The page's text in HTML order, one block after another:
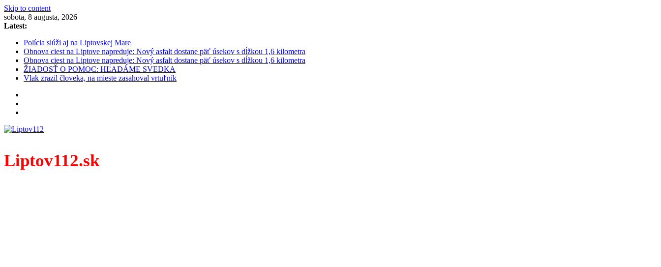
Skip to content
sobota, 8 augusta, 2026
Latest:
Polícia slúži aj na Liptovskej Mare
Obnova ciest na Liptove napreduje: Nový asfalt dostane päť úsekov s dĺžkou 1,6 kilometra
Obnova ciest na Liptove napreduje: Nový asfalt dostane päť úsekov s dĺžkou 1,6 kilometra
ŽIADOSŤ O POMOC: HĽADÁME SVEDKA
Vlak zrazil človeka, na mieste zasahoval vrtuľník
Liptov112.sk